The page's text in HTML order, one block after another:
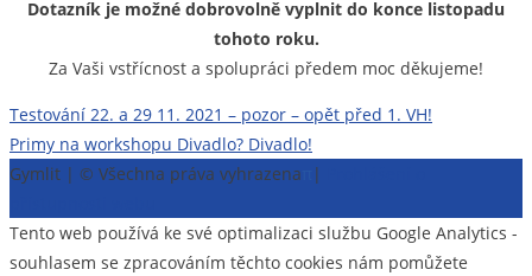
Dotazník je možné dobrovolně vyplnit do konce listopadu
tohoto roku.
Za Vaši vstřícnost a spolupráci předem moc děkujeme!
Navigace
pro
příspěvek
Testování 22. a 29 11. 2021 – pozor – opět před 1. VH!
Primy na workshopu Divadlo? Divadlo!
Gymlit | © Všechna práva vyhrazena
|
Tento web používá ke své optimalizaci službu Google Analytics -
souhlasem se zpracováním těchto cookies nám pomůžete